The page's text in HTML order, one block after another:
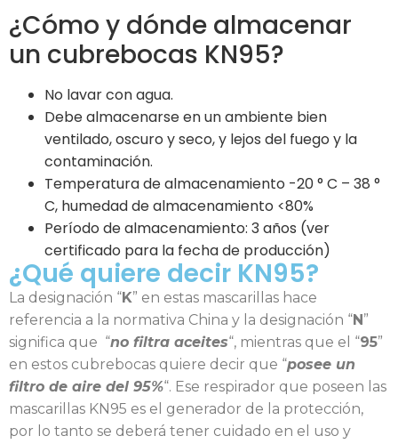
¿Cómo y dónde almacenar
un cubrebocas KN95?
No lavar con agua.
Debe almacenarse en un ambiente bien
ventilado, oscuro y seco, y lejos del fuego y la
contaminación.
Temperatura de almacenamiento -20 ° C – 38 °
C, humedad de almacenamiento <80%
Período de almacenamiento: 3 años (ver
certificado para la fecha de producción)
¿Qué quiere decir KN95?
La designación “K” en estas mascarillas hace
referencia a la normativa China y la designación “N”
significa que “no filtra aceites“, mientras que el “95”
en estos cubrebocas quiere decir que “posee un
filtro de aire del 95%“. Ese respirador que poseen las
mascarillas KN95 es el generador de la protección,
por lo tanto se deberá tener cuidado en el uso y